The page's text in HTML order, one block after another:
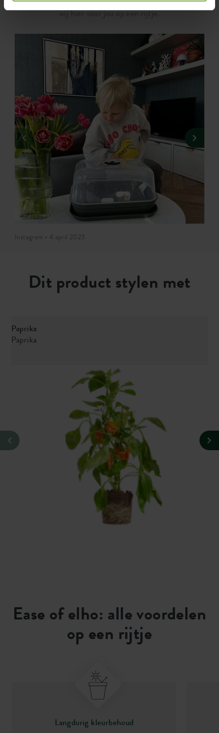
wij hier voor jou op een rijtje.
Instagram • 4 april 2023
Dit product stylen met
Paprika
Paprika
Ease of elho: alle voordelen
op een rijtje
Langdurig kleurbehoud